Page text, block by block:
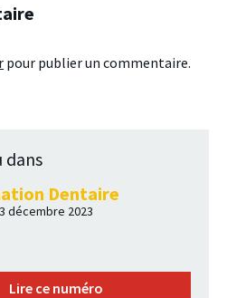
pour publier un commentaire.
dans
Dentaire
décembre 2023
Lire ce numéro